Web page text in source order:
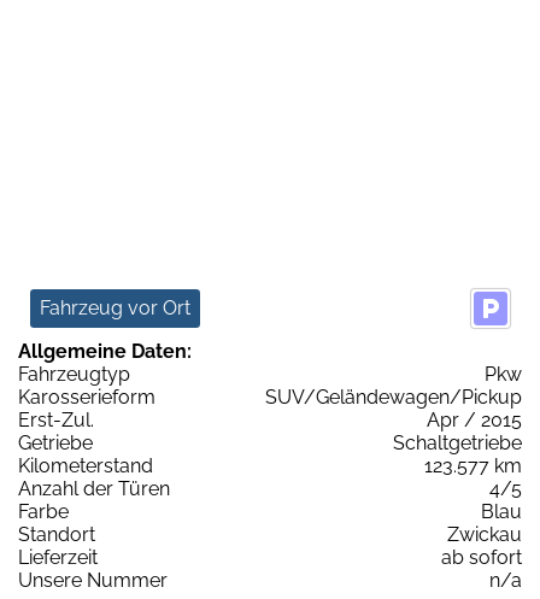
Fahrzeug vor Ort
Allgemeine Daten:
Fahrzeugtyp
Pkw
Karosserieform
SUV/Geländewagen/Pickup
Erst-Zul.
Apr / 2015
Getriebe
Schaltgetriebe
Kilometerstand
123.577 km
Anzahl der Türen
4/5
Farbe
Blau
Standort
Zwickau
Lieferzeit
ab sofort
Unsere Nummer
n/a